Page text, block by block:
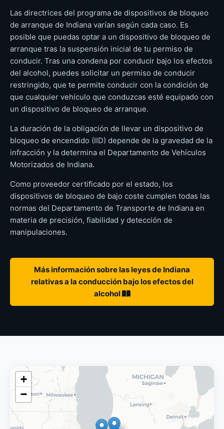
Las directrices del programa de dispositivos de bloqueo
de arranque de Indiana varían según cada caso. Es
posible que puedas optar a un dispositivo de bloqueo de
arranque tras la suspensión inicial de tu permiso de
conducir. Tras una condena por conducir bajo los efectos
del alcohol, puedes solicitar un permiso de conducir
restringido, que te permite conducir con la condición de
que cualquier vehículo que conduzcas esté equipado con
un dispositivo de bloqueo de arranque.
La duración de la obligación de llevar un dispositivo de
bloqueo de encendido (IID) depende de la gravedad de la
infracción y la determina el Departamento de Vehículos
Motorizados de Indiana.
Como proveedor certificado por el estado, los
dispositivos de bloqueo de bajo coste cumplen todas las
normas del Departamento de Transporte de Indiana en
materia de precisión, fiabilidad y detección de
manipulaciones.
Más información sobre las leyes de Indiana
relativas a la conducción bajo los efectos del
alcohol
+
−